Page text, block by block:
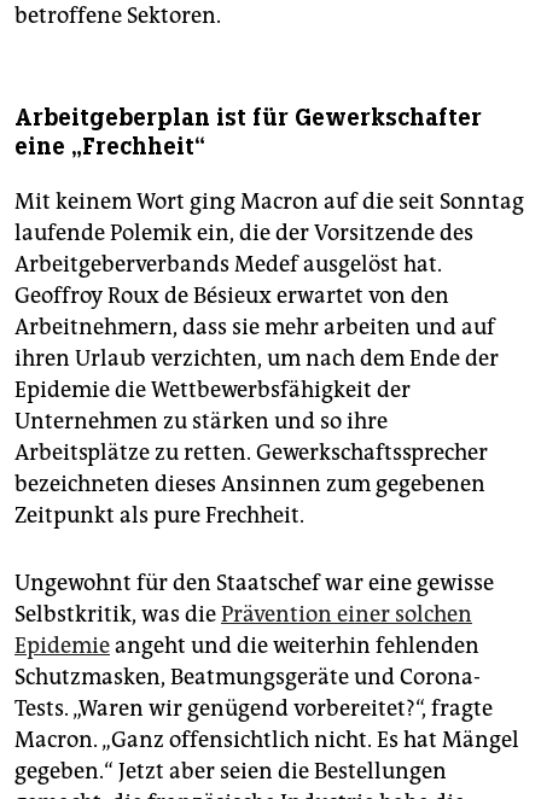
betroffene Sektoren.
Arbeitgeberplan ist für Gewerkschafter
eine „Frechheit“
Mit keinem Wort ging Macron auf die seit Sonntag
laufende Polemik ein, die der Vorsitzende des
Arbeitgeberverbands Medef ausgelöst hat.
Geoffroy Roux de Bésieux erwartet von den
Arbeitnehmern, dass sie mehr arbeiten und auf
ihren Urlaub verzichten, um nach dem Ende der
Epidemie die Wettbewerbsfähigkeit der
Unternehmen zu stärken und so ihre
Arbeitsplätze zu retten. Gewerkschaftssprecher
bezeichneten dieses Ansinnen zum gegebenen
Zeitpunkt als pure Frechheit.
Ungewohnt für den Staatschef war eine gewisse
Selbstkritik, was diePrävention einer solchen
Epidemieangeht und die weiterhin fehlenden
Schutzmasken, Beatmungsgeräte und Corona-
Tests. „Waren wir genügend vorbereitet?“, fragte
Macron. „Ganz offensichtlich nicht. Es hat Mängel
gegeben.“ Jetzt aber seien die Bestellungen